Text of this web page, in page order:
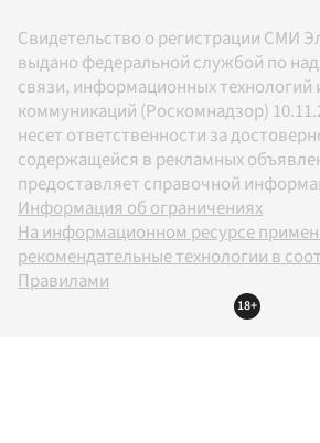
Свидетельство о регистрации СМИ
выдано федеральной службой по
связи, информационных технологий
коммуникаций (Роскомнадзор)
несет ответственности за
содержащейся в рекламных
предоставляет справочной
Информация об ограничениях
На информационном ресурсе
рекомендательные технологии в
Правилами
18+